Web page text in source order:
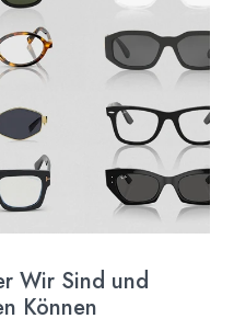
Wir Sind und
Können